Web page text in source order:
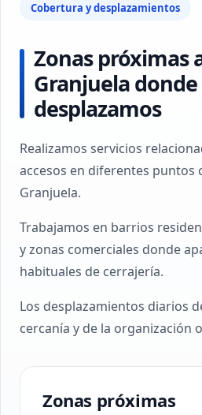
Cobertura y desplazamientos
Zonas próximas
Granjuela
desplazamos
Realizamos servicios
accesos en diferentes puntos
Granjuela.
Trabajamos en barrios
y zonas comerciales donde
habituales de cerrajería.
Los desplazamientos diarios
cercanía y de la organización
Zonas próximas